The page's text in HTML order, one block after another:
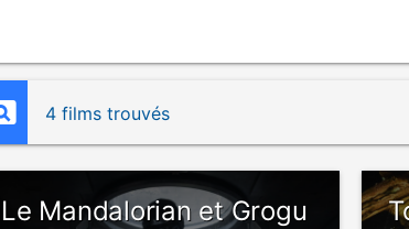
4 films trouvés
Le Mandalorian et Grogu